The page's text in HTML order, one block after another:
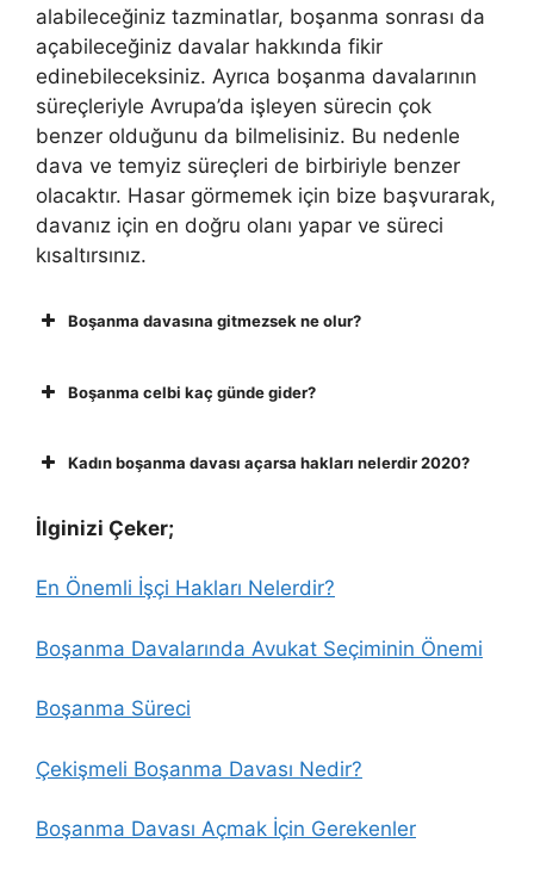
alabileceğiniz tazminatlar, boşanma sonrası da
açabileceğiniz davalar hakkında fikir
edinebileceksiniz. Ayrıca boşanma davalarının
süreçleriyle Avrupa’da işleyen sürecin çok
benzer olduğunu da bilmelisiniz. Bu nedenle
dava ve temyiz süreçleri de birbiriyle benzer
olacaktır. Hasar görmemek için bize başvurarak,
davanız için en doğru olanı yapar ve süreci
kısaltırsınız.
Boşanma davasına gitmezsek ne olur?
Boşanma celbi kaç günde gider?
Kadın boşanma davası açarsa hakları nelerdir 2020?
İlginizi Çeker;
En Önemli İşçi Hakları Nelerdir?
Boşanma Davalarında Avukat Seçiminin Önemi
Boşanma Süreci
Çekişmeli Boşanma Davası Nedir?
Boşanma Davası Açmak İçin Gerekenler